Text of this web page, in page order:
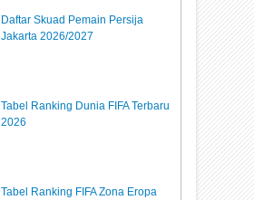
Daftar Skuad Pemain Persija
Jakarta 2026/2027
Tabel Ranking Dunia FIFA Terbaru
2026
Tabel Ranking FIFA Zona Eropa